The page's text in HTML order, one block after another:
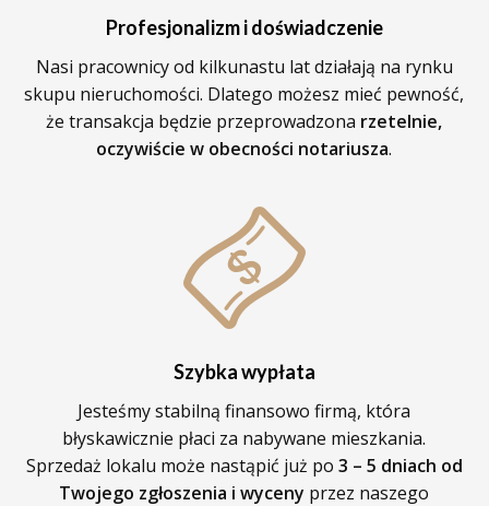
Profesjonalizm i doświadczenie
Nasi pracownicy od kilkunastu lat działają na rynku
skupu nieruchomości. Dlatego możesz mieć pewność,
że transakcja będzie przeprowadzona rzetelnie,
oczywiście w obecności notariusza.
Szybka wypłata
Jesteśmy stabilną finansowo firmą, która
błyskawicznie płaci za nabywane mieszkania.
Sprzedaż lokalu może nastąpić już po 3 – 5 dniach od
Twojego zgłoszenia i wyceny przez naszego